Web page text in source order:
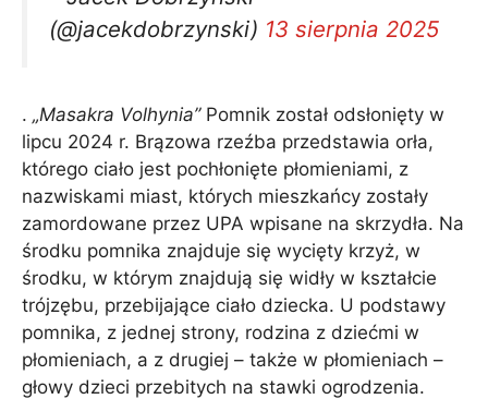
(@jacekdobrzynski) 13 sierpnia 2025
. „Masakra Volhynia”Pomnik został odsłonięty w
lipcu 2024 r. Brązowa rzeźba przedstawia orła,
którego ciało jest pochłonięte płomieniami, z
nazwiskami miast, których mieszkańcy zostały
zamordowane przez UPA wpisane na skrzydła. Na
środku pomnika znajduje się wycięty krzyż, w
środku, w którym znajdują się widły w kształcie
trójzębu, przebijające ciało dziecka. U podstawy
pomnika, z jednej strony, rodzina z dziećmi w
płomieniach, a z drugiej – także w płomieniach –
głowy dzieci przebitych na stawki ogrodzenia.